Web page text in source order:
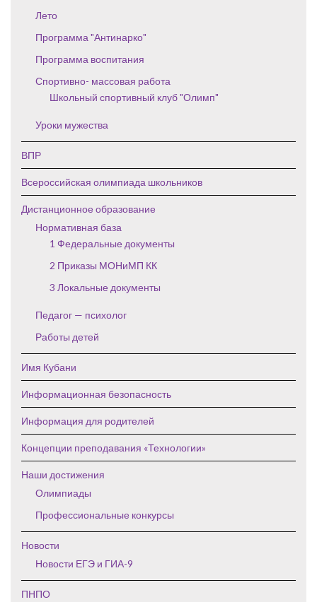
Лето
Программа "Антинарко"
Программа воспитания
Спортивно- массовая работа
Школьный спортивный клуб "Олимп"
Уроки мужества
ВПР
Всероссийская олимпиада школьников
Дистанционное образование
Нормативная база
1 Федеральные документы
2 Приказы МОНиМП КК
3 Локальные документы
Педагог — психолог
Работы детей
Имя Кубани
Информационная безопасность
Информация для родителей
Концепции преподавания «Технологии»
Наши достижения
Олимпиады
Профессиональные конкурсы
Новости
Новости ЕГЭ и ГИА-9
ПНПО